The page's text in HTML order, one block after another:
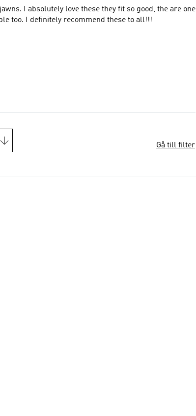
I absolutely love these they fit so good, the are one
too. I definitely recommend these to all!!!
Gå till filter